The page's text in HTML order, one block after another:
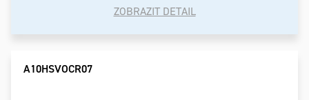
ZOBRAZIT DETAIL
A10HSVOCR07